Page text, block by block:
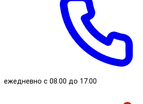
ежедневно с 08.00 до 17.00